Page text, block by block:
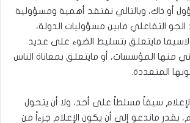
أو ذاك، وبالتالي نفتقد أهمية ومسؤولية
الجو التفاعلي مابين مسؤوليات الدولة،
مايتعلق بتسليط الضوء على عديد
منها المؤسسات، أو مايتعلق بمعاناة الناس
المتعددة.
الإعلام سيفاً مسلطاً على أحد، ولا أن يتحول
بقدر ماندعو إلى أن يكون الإعلام جزءاً من